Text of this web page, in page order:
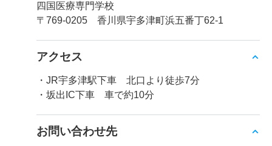
四国医療専門学校
〒769-0205 香川県宇多津町浜五番丁62-1
アクセス
・JR宇多津駅下車 北口より徒歩7分
・坂出IC下車 車で約10分
お問い合わせ先